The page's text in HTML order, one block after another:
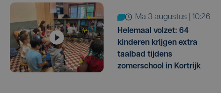
ma 3 augustus | 10:26
Helemaal volzet: 64
kinderen krijgen extra
taalbad tijdens
zomerschool in Kortrijk